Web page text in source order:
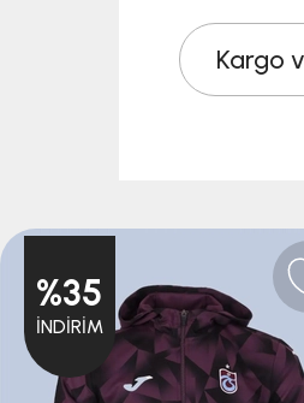
Kargo
%35
İNDIRIM